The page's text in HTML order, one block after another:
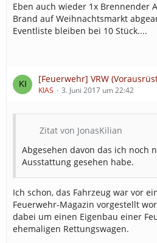
Eben auch wieder 1x Brennender
Brand auf Weihnachtsmarkt
Eventliste bleiben bei 10 Stück....
[Feuerwehr] VRW
KIAS 3. Juni 2017 um 22:42
Zitat von JonasKilian
Abgesehen davon das ich noch
Ausstattung gesehen habe.
Ich schon, das Fahrzeug war vor
Feuerwehr-Magazin vorgestellt
dabei um einen Eigenbau einer
ehemaligen Rettungswagen.